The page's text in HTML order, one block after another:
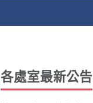
各處室最新公告